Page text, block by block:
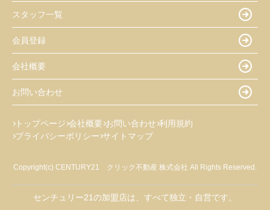
スタッフ一覧
会員登録
会社概要
お問い合わせ
トップページ 会社概要 お問い合わせ 利用規約
プライバシーポリシー サイトマップ
Copyright(c) CENTURY21 クリック不動産 株式会社 All Rights Reserved.
センチュリー21の加盟店は、すべて独立・自営です。